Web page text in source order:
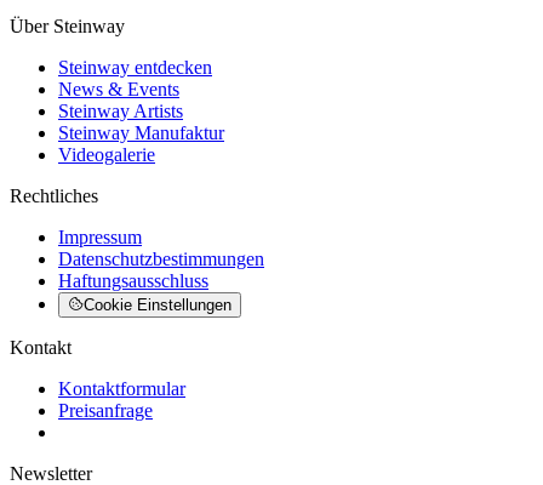
Über Steinway
Steinway entdecken
News & Events
Steinway Artists
Steinway Manufaktur
Videogalerie
Rechtliches
Impressum
Datenschutzbestimmungen
Haftungsausschluss
Cookie Einstellungen
Kontakt
Kontaktformular
Preisanfrage
Newsletter